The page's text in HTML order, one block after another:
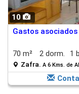
10
Gastos
70 m² 2 dorm. 1
Zafra. A 6 Kms. de